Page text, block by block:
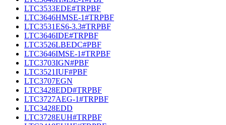
LTC3533EDE#TRPBF
LTC3646HMSE-1#TRPBF
LTC3531ES6-3.3#TRPBF
LTC3646IDE#TRPBF
LTC3526LBEDC#PBF
LTC3646IMSE-1#TRPBF
LTC3703IGN#PBF
LTC3521IUF#PBF
LTC3707EGN
LTC3428EDD#TRPBF
LTC3727AEG-1#TRPBF
LTC3428EDD
LTC3728EUH#TRPBF